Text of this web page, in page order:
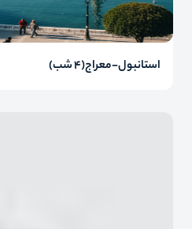
استانبول-معراج(4 شب)